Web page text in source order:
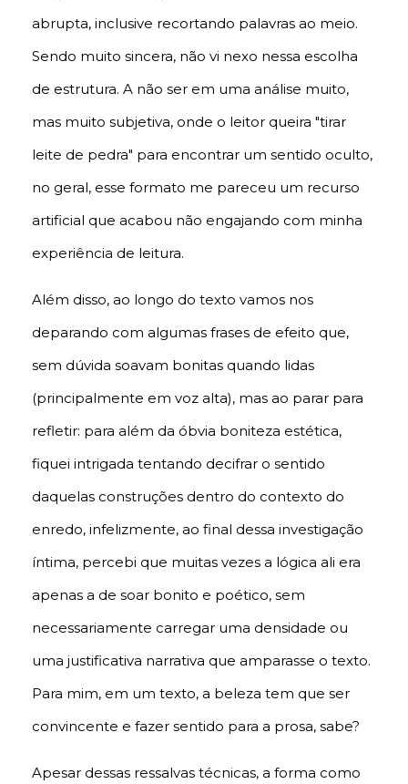
abrupta, inclusive recortando palavras ao meio.
Sendo muito sincera, não vi nexo nessa escolha
de estrutura. A não ser em uma análise muito,
mas muito subjetiva, onde o leitor queira "tirar
leite de pedra" para encontrar um sentido oculto,
no geral, esse formato me pareceu um recurso
artificial que acabou não engajando com minha
experiência de leitura.
Além disso, ao longo do texto vamos nos
deparando com algumas frases de efeito que,
sem dúvida soavam bonitas quando lidas
(principalmente em voz alta), mas ao parar para
refletir: para além da óbvia boniteza estética,
fiquei intrigada tentando decifrar o sentido
daquelas construções dentro do contexto do
enredo, infelizmente, ao final dessa investigação
íntima, percebi que muitas vezes a lógica ali era
apenas a de soar bonito e poético, sem
necessariamente carregar uma densidade ou
uma justificativa narrativa que amparasse o texto.
Para mim, em um texto, a beleza tem que ser
convincente e fazer sentido para a prosa, sabe?
Apesar dessas ressalvas técnicas, a forma como